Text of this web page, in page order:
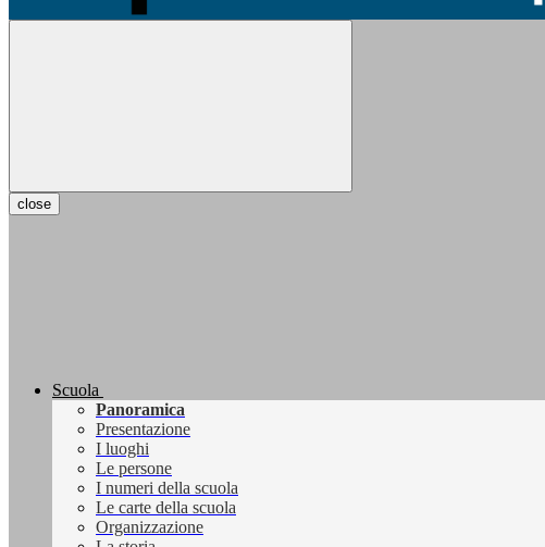
close
Scuola
Panoramica
Presentazione
I luoghi
Le persone
I numeri della scuola
Le carte della scuola
Organizzazione